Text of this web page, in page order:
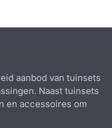
aanbod van tuinsets
Naast tuinsets
en accessoires om